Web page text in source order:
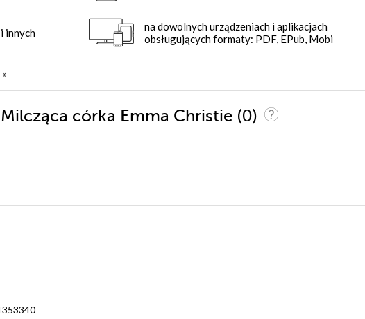
innych
na dowolnych urządzeniach i aplikacjach
obsługujących formaty: PDF, EPub, Mobi
»
córka Emma Christie (0)